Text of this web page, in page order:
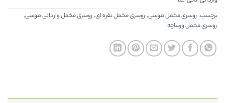
برچسب: روسری مخمل طوسی,روسری مخمل نقره ای,روسری مخمل وارداتی طوسی,
روسری مخمل ورساچه